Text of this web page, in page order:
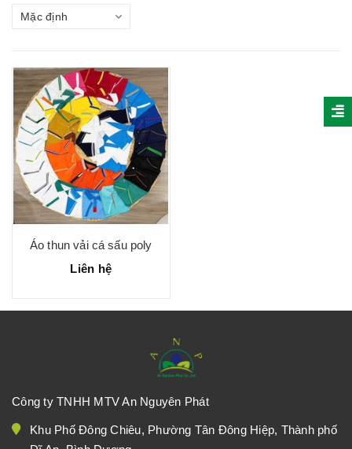
Mặc định
Áo thun vải cá sấu poly
Liên hệ
Công ty TNHH MTV An Nguyên Phát
Khu Phố Đông Chiêu, Phường Tân Đông Hiệp, Thành phố